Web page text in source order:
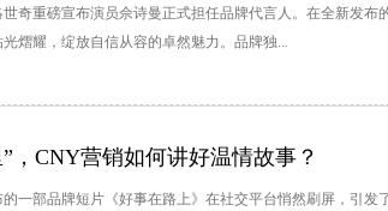
奇重磅宣布演员佘诗曼正式担任品牌代言人。在全新发布
熠耀，绽放自信从容的卓然魅力。品牌独...
，CNY营销如何讲好温情故事？
一部品牌短片《好事在路上》在社交平台悄然刷屏，引发